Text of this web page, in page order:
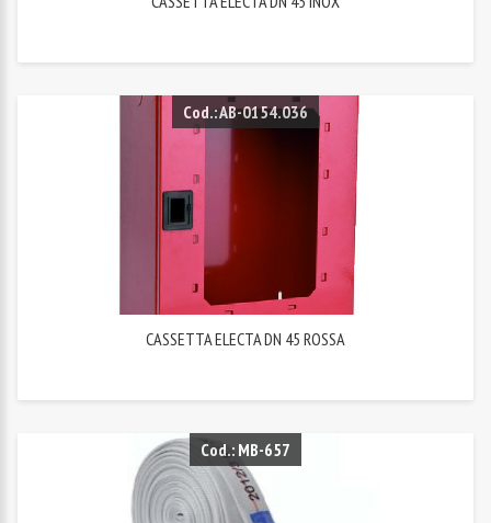
Cod.: AB-0154.036
CASSETTA ELECTA DN 45 ROSSA
Cod.: MB-657